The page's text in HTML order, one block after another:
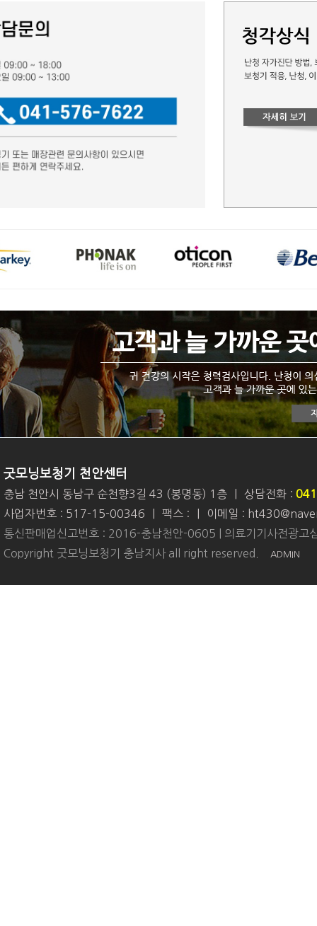
굿모닝보청기 천안센터
충남 천안시 동남구 순천향3길 43 (봉명동) 1층 상담전화 :
사업자번호 : 517-15-00346
팩스 :
이메일 :
통신판매업신고번호 : 2016-충남천안-0605 | 의료기기사전광고
Copyright 굿모닝보청기 충남지사 all right reserved.
ADMIN